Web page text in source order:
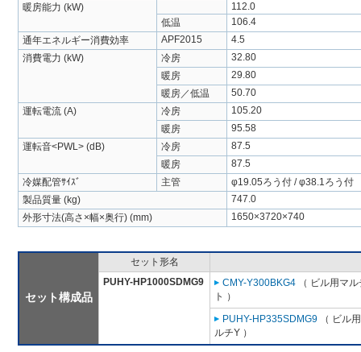
暖房能力 (kW)
112.0
低温
106.4
通年エネルギー消費効率
APF2015
4.5
消費電力 (kW)
冷房
32.80
暖房
29.80
暖房／低温
50.70
運転電流 (A)
冷房
105.20
暖房
95.58
運転音<PWL> (dB)
冷房
87.5
暖房
87.5
冷媒配管ｻｲｽﾞ
主管
φ19.05ろう付 / φ38.1ろう付
製品質量 (kg)
747.0
外形寸法(高さ×幅×奥行) (mm)
1650×3720×740
セット構成品
セット形名
PUHY-HP1000SDMG9
CMY-Y300BKG4 （ ビル用マ
ト ）
PUHY-HP335SDMG9 （ ビル
ルチY ）